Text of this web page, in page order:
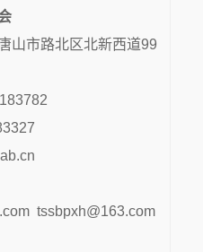
山市路北区北新西道99
tssbpxh@163.com